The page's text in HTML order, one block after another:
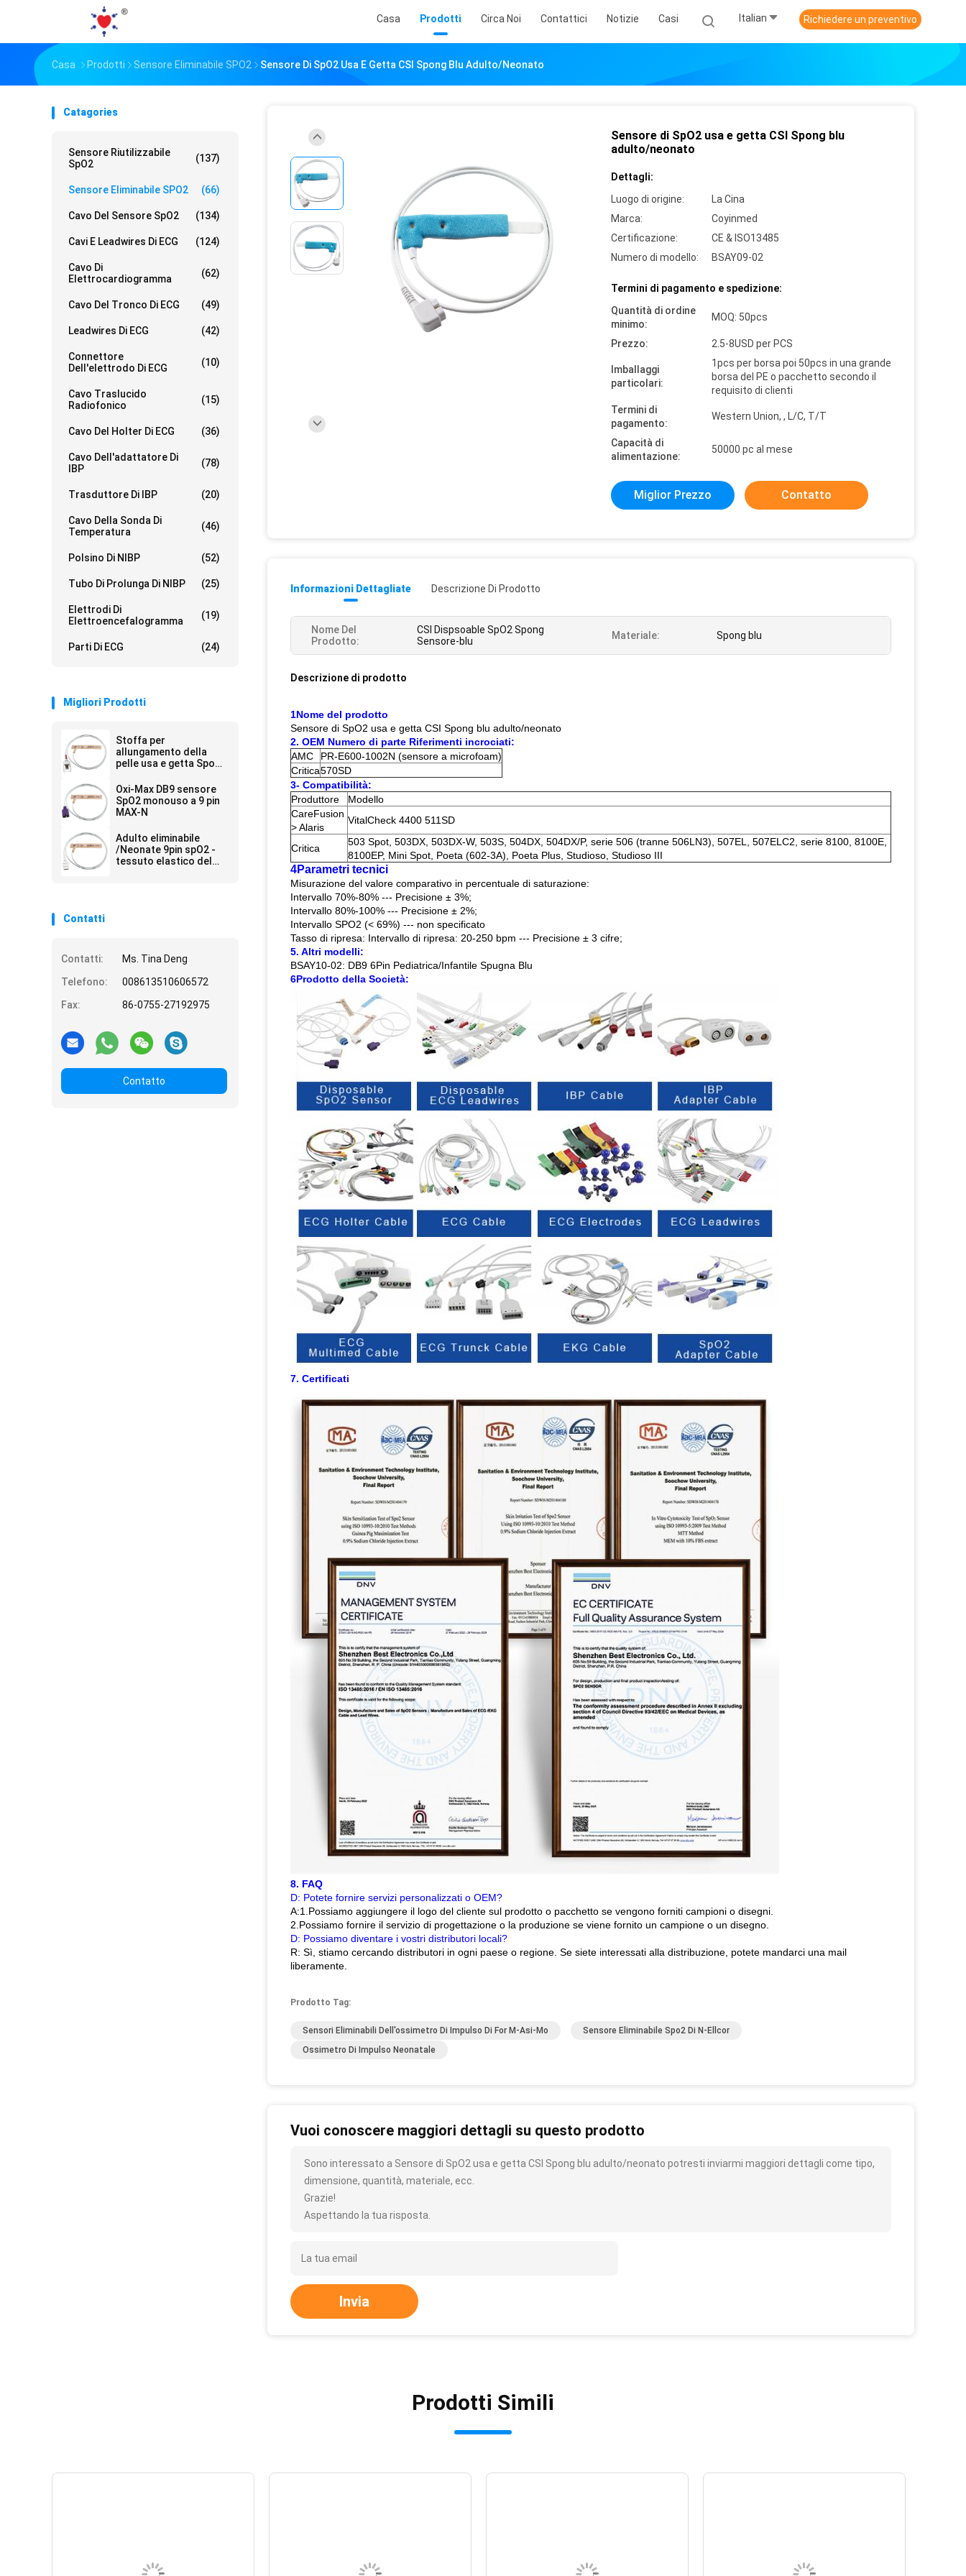
Casa Prodotti Circa Noi Contattici Notizie Casi Italian Richiedere un preventivo
Casa Prodotti Sensore Eliminabile SPO2 Sensore Di SpO2 Usa E Getta CSI Spong Blu Adulto/neonato
Catagories
Sensore Riutilizzabile
SpO2
(137)
Sensore Eliminabile SPO2 (66)
Cavo Del Sensore SpO2 (134)
Cavi E Leadwires Di ECG (124)
Cavo Di
Elettrocardiogramma
(62)
Cavo Del Tronco Di ECG (49)
Leadwires Di ECG (42)
Connettore
Dell'elettrodo Di ECG
(10)
Cavo Traslucido
Radiofonico
(15)
Cavo Del Holter Di ECG (36)
Cavo Dell'adattatore Di
IBP
(78)
Trasduttore Di IBP (20)
Cavo Della Sonda Di
Temperatura
(46)
Polsino Di NIBP (52)
Tubo Di Prolunga Di NIBP (25)
Elettrodi Di
Elettroencefalogramma
(19)
Parti Di ECG (24)
Migliori Prodotti
Stoffa per
allungamento della
pelle usa e getta Spo2
Oxi-Max DB9 sensore
SpO2 monouso a 9 pin
MAX-N
Adulto eliminabile
/Neonate 9pin spO2 -
tessuto elastico del
Contatti
Contatti:
Ms. Tina Deng
Telefono:
008613510606572
Fax:
86-0755-27192975
Contatto
Sensore di SpO2 usa e getta CSI Spong blu
adulto/neonato
Dettagli:
Luogo di origine:
La Cina
Marca:
Coyinmed
Certificazione:
CE & ISO13485
Numero di modello:
BSAY09-02
Termini di pagamento e spedizione:
Quantità di ordine
minimo:
MOQ: 50pcs
Prezzo: 2.5-8USD per PCS
Imballaggi
particolari:
1pcs per borsa poi 50pcs in una grande
borsa del PE o pacchetto secondo il
requisito di clienti
Termini di
pagamento:
Western Union, , L/C, T/T
Capacità di
alimentazione:
50000 pc al mese
Miglior Prezzo Contatto
Informazioni Dettagliate Descrizione Di Prodotto
Nome Del
Prodotto:
CSI Dispsoable SpO2 Spong
Sensore-blu
Materiale: Spong blu
Descrizione di prodotto
1Nome del prodotto
Sensore di SpO2 usa e getta CSI Spong blu adulto/neonato
2. OEM Numero di parte Riferimenti incrociati:
AMC
PR-E600-1002N (sensore a microfoam)
Critica570SD
3- Compatibilità:
Produttore
Modello
CareFusion
> Alaris
VitalCheck 4400 511SD
Critica
503 Spot, 503DX, 503DX-W, 503S, 504DX, 504DX/P, serie 506 (tranne 506LN3), 507EL, 507ELC2, serie 8100, 8100E,
8100EP, Mini Spot, Poeta (602-3A), Poeta Plus, Studioso, Studioso III
4Parametri tecnici
Misurazione del valore comparativo in percentuale di saturazione:
Intervallo 70%-80% --- Precisione ± 3%;
Intervallo 80%-100% --- Precisione ± 2%;
Intervallo SPO2 (< 69%) --- non specificato
Tasso di ripresa: Intervallo di ripresa: 20-250 bpm --- Precisione ± 3 cifre;
5. Altri modelli:
BSAY10-02: DB9 6Pin Pediatrica/Infantile Spugna Blu
6Prodotto della Società:
7. Certificati
8. FAQ
D: Potete fornire servizi personalizzati o OEM?
A:1.Possiamo aggiungere il logo del cliente sul prodotto o pacchetto se vengono forniti campioni o disegni.
2.Possiamo fornire il servizio di progettazione o la produzione se viene fornito un campione o un disegno.
D: Possiamo diventare i vostri distributori locali?
R: Sì, stiamo cercando distributori in ogni paese o regione. Se siete interessati alla distribuzione, potete mandarci una mail
liberamente.
Prodotto Tag:
Sensori Eliminabili Dell'ossimetro Di Impulso Di For M-Asi-Mo
Sensore Eliminabile Spo2 Di N-Ellcor
Ossimetro Di Impulso Neonatale
Vuoi conoscere maggiori dettagli su questo prodotto
Sono interessato a Sensore di SpO2 usa e getta CSI Spong blu adulto/neonato potresti inviarmi maggiori dettagli come tipo,
dimensione, quantità, materiale, ecc.
Grazie!
Aspettando la tua risposta.
Invia
Prodotti Simili